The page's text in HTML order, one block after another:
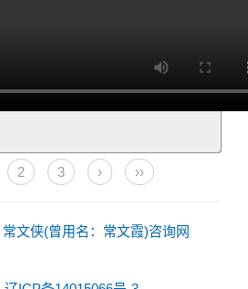
2 3 › ››
常文侠(曾用名：常文霞)咨询网